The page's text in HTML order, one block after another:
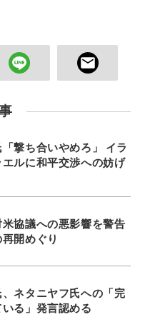
「撃ち合いやめろ」 イラ
ルに和平交渉への妨げ
協議への悪影響を警告
開めぐり
、ネタニヤフ氏への「完
る」発言認める